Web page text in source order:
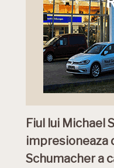
Fiul lui Michael
impresioneaza
Schumacher a